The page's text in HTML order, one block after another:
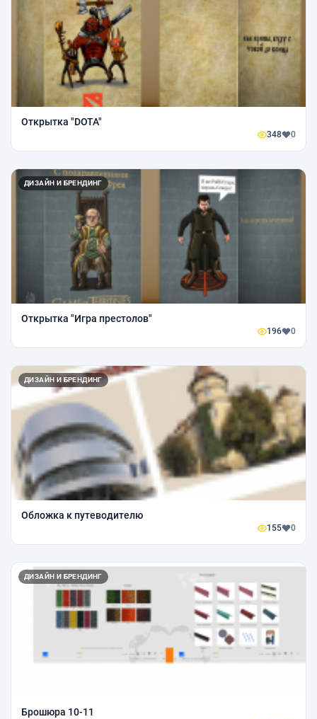
Открытка "DOTA"
348 0
ДИЗАЙН И БРЕНДИНГ
Открытка "Игра престолов"
196 0
ДИЗАЙН И БРЕНДИНГ
Обложка к путеводителю
155 0
ДИЗАЙН И БРЕНДИНГ
Брошюра 10-11